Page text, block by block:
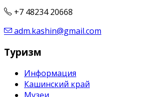
+7 48234 20668
adm.kashin@gmail.com
Туризм
Информация
Кашинский край